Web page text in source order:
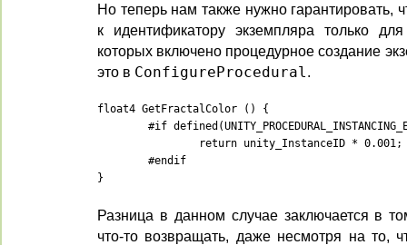
Но теперь нам также нужно гарантировать,
к идентификатору экземпляра только
которых включено процедурное создание
это в ConfigureProcedural.
float4 GetFractalColor () {
}
Разница в данном случае заключается в
что-то возвращать, даже несмотря на то,